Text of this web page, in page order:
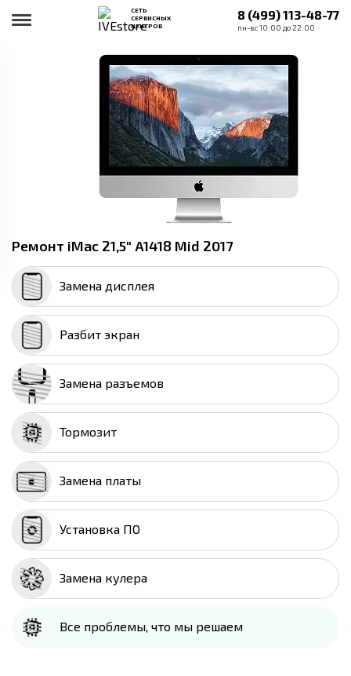
СЕТЬ
СЕРВИСНЫХ
ЦЕНТРОВ
8 (499) 113-48-77
пн-вс 10:00 до 22:00
Ремонт iMac 21,5" A1418 Mid 2017
Замена дисплея
Разбит экран
Замена разъемов
Тормозит
Замена платы
Установка ПО
Замена кулера
Все проблемы, что мы решаем